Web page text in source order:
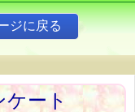
ケート